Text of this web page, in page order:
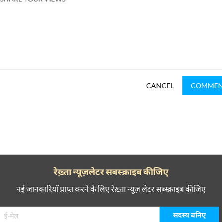
CANCEL
रेख़्ता न्यूज़लेटर सबस्क्राइब कीजिए
नई जानकारियाँ प्राप्त करने के लिए रेख़्ता न्यूज़ लेटर सब्स्क्राइब कीजिए